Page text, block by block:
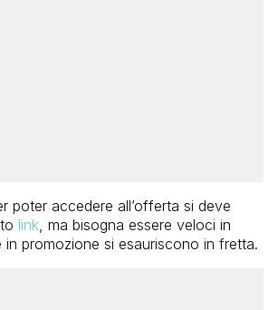
poter accedere all’offerta si deve
link, ma bisogna essere veloci in
in promozione si esauriscono in fretta.